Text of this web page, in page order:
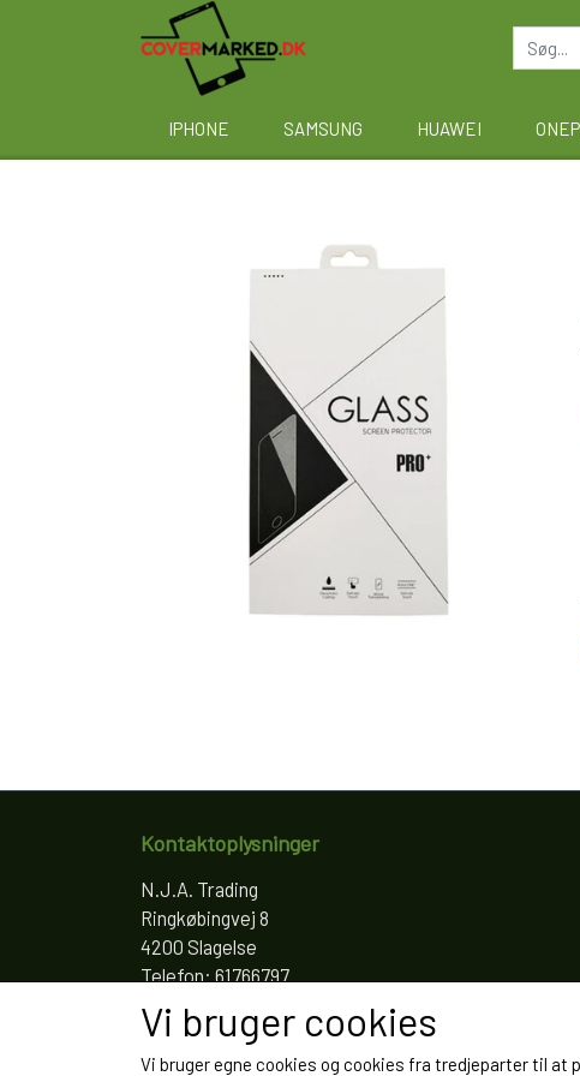
IPHONE SAMSUNG HUAWEI
Kontaktoplysninger
N.J.A. Trading
Ringkøbingvej 8
4200 Slagelse
Telefon: 61766797
CVR: 35022155
Vi bruger cookies
Vi bruger egne cookies og cookies fra tredjeparter til at